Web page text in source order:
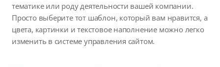
тематике или роду деятельности вашей компании.
Просто выберите тот шаблон, который вам нравится, а
цвета, картинки и текстовое наполнение можно легко
изменить в системе управления сайтом.